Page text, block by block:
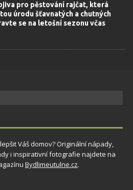
pro pěstování rajčat, která
úrodu šťavnatých a chutných
se na letošní sezonu včas
Váš domov? Originální nápady,
i inspirativní fotografie najdete na
Bydlimeutulne.cz.